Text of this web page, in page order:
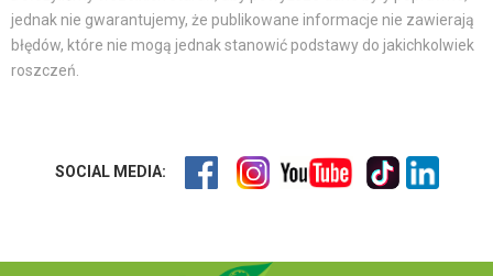
jednak nie gwarantujemy, że publikowane informacje nie zawierają
błędów, które nie mogą jednak stanowić podstawy do jakichkolwiek
roszczeń.
SOCIAL MEDIA: